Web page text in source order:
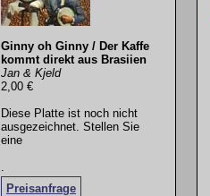
Ginny oh Ginny / Der Kaffe
kommt direkt aus Brasiien
Jan & Kjeld
2,00 €
Diese Platte ist noch nicht
ausgezeichnet. Stellen Sie
eine
Preisanfrage
.